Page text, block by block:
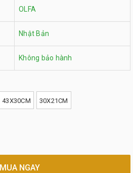
OLFA
Nhật Bản
Không bảo hành
43X30CM 30X21CM
MUA NGAY